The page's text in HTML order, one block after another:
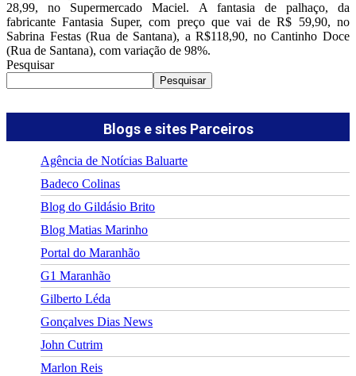
28,99, no Supermercado Maciel. A fantasia de palhaço, da
fabricante Fantasia Super, com preço que vai de R$ 59,90, no
Sabrina Festas (Rua de Santana), a R$118,90, no Cantinho Doce
(Rua de Santana), com variação de 98%.
Pesquisar
Pesquisar
Blogs e sites Parceiros
Agência de Notícias Baluarte
Badeco Colinas
Blog do Gildásio Brito
Blog Matias Marinho
Portal do Maranhão
G1 Maranhão
Gilberto Léda
Gonçalves Dias News
John Cutrim
Marlon Reis